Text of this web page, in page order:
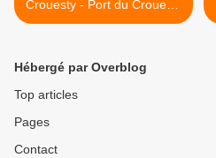
Crouesty - Port du Crouesty
- 56640 Arzon
Hébergé par Overblog
Top articles
Pages
Contact